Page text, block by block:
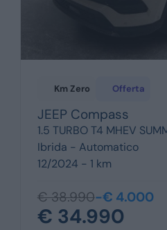
Km Zero Offerta
JEEP Compass
1.5 TURBO T4 MHEV
Ibrida - Automatico
12/2024 - 1 km
€ 38.990-€ 4.000
€ 34.990